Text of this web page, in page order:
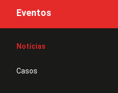
Eventos
Notícias
Casos